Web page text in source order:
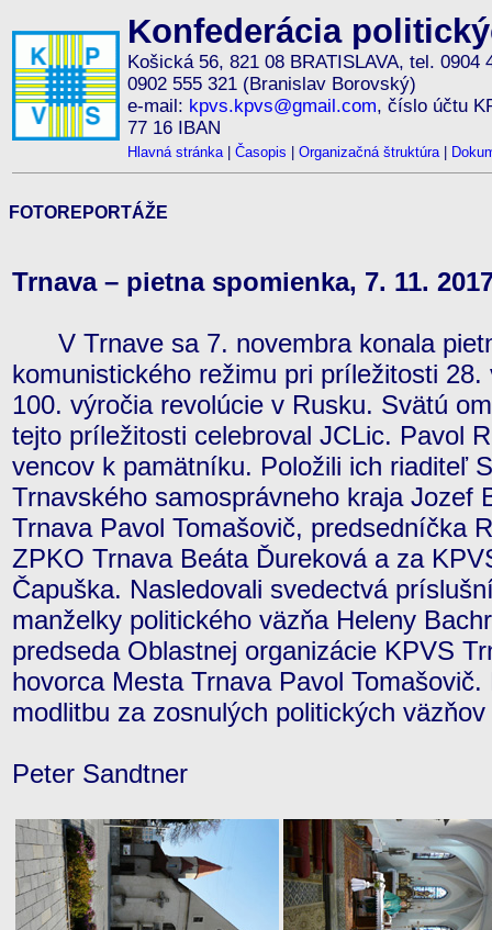
Konfederácia
Košická 56, 821 08 BRATISLAVA, tel. 0904
0902 555 321 (Branislav Borovský)
e-mail: kpvs.kpvs@gmail.com, číslo účtu
77 16 IBAN
Hlavná stránka| Časopis Organizačná štruktúra|
FOTOREPORTÁŽE
Trnava – pietna spomienka, 7. 11.
V Trnave sa 7. novembra konala
komunistického režimu pri príležitosti
100. výročia revolúcie v Rusku. Svätú
tejto príležitosti celebroval JCLic. Pavol
vencov k pamätníku. Položili ich riaditeľ
Trnavského samosprávneho kraja Jozef
Trnava Pavol Tomašovič, predsedníčka
ZPKO Trnava Beáta Ďureková a za
Čapuška. Nasledovali svedectvá
manželky politického väzňa Heleny
predseda Oblastnej organizácie KPVS
hovorca Mesta Trnava Pavol
modlitbu za zosnulých politických
Peter Sandtner